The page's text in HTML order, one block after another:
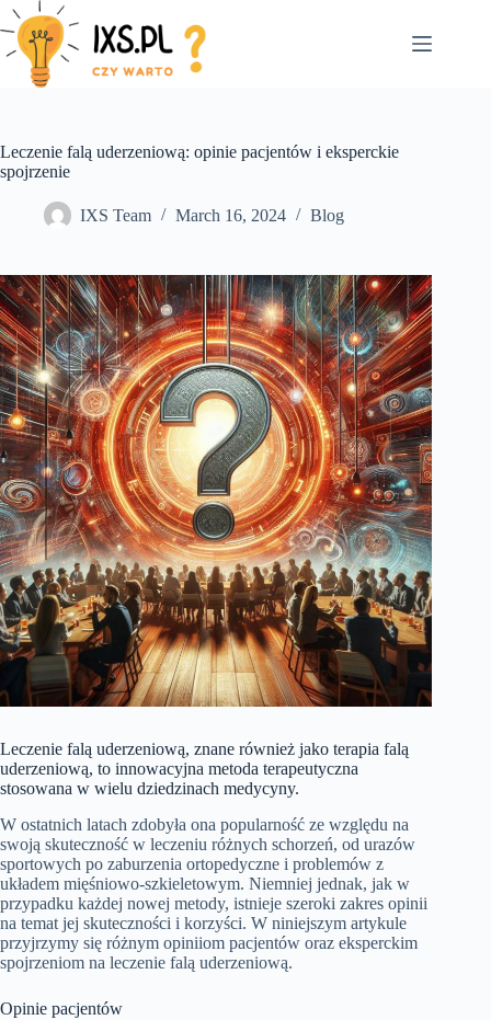
Skip
to
content
Leczenie falą uderzeniową: opinie pacjentów i eksperckie
spojrzenie
IXS Team March 16, 2024 Blog
Leczenie falą uderzeniową, znane również jako terapia falą
uderzeniową, to innowacyjna metoda terapeutyczna
stosowana w wielu dziedzinach medycyny.
W ostatnich latach zdobyła ona popularność ze względu na
swoją skuteczność w leczeniu różnych schorzeń, od urazów
sportowych po zaburzenia ortopedyczne i problemów z
układem mięśniowo-szkieletowym. Niemniej jednak, jak w
przypadku każdej nowej metody, istnieje szeroki zakres opinii
na temat jej skuteczności i korzyści. W niniejszym artykule
przyjrzymy się różnym opiniiom pacjentów oraz eksperckim
spojrzeniom na leczenie falą uderzeniową.
Opinie pacjentów